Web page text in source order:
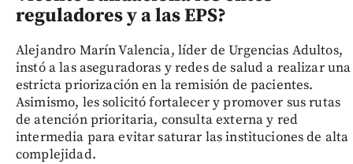
reguladores y a las EPS?
Alejandro Marín Valencia, líder de Urgencias Adultos,
instó a las aseguradoras y redes de salud a realizar una
estricta priorización en la remisión de pacientes.
Asimismo, les solicitó fortalecer y promover sus rutas
de atención prioritaria, consulta externa y red
intermedia para evitar saturar las instituciones de alta
complejidad.